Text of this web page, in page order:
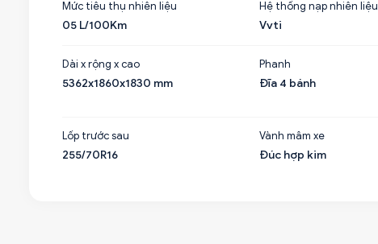
Mức tiêu thụ nhiên liệu
05 L/100Km
Hệ thống nạp nhiên liệu
Vvti
Dài x rộng x cao
5362x1860x1830 mm
Phanh
Đĩa 4 bánh
Lốp trước sau
255/70R16
Vành mâm xe
Đúc hợp kim